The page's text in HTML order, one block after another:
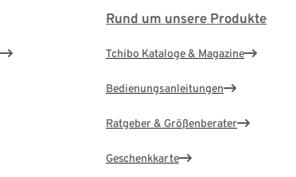
Rund um unsere Produkte
Tchibo Kataloge & Magazine
Bedienungsanleitungen
Ratgeber & Größenberater
Geschenkkarte